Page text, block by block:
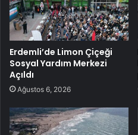
Erdemli’de Limon Çiçeği
Sosyal Yardım Merkezi
Açıldı
Ağustos 6, 2026